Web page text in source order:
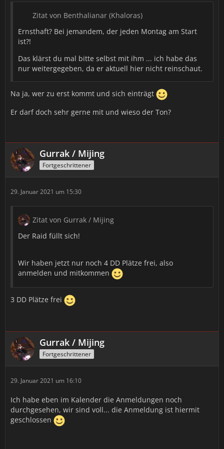
Zitat von Benthalianar (Khaloras)
Ernsthaft? Bei jemandem, der jeden Montag am Start
ist?!
Das klärst du mal bitte selbst mit ihm ... ich habe das
nur weitergegeben, da er aktuell hier nicht reinschaut.
Na ja, wer zu erst kommt und sich einträgt
Er darf doch sehr gerne mit und wieso der Ton?
Gurrak / Mijing
Fortgeschrittener
29. Januar 2021 um 15:30
Zitat von Gurrak / Mijing
Der Raid füllt sich!
Wir haben jetzt nur noch 4 DD Plätze frei, also
anmelden und mitkommen
3 DD Plätze frei
Gurrak / Mijing
Fortgeschrittener
29. Januar 2021 um 16:10
Ich habe eben im Kalender die Anmeldungen noch
durchgesehen, wir sind voll... die Anmeldung ist hiermit
geschlossen